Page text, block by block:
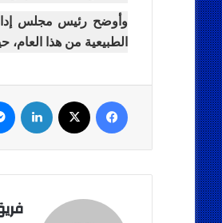
وأوضح رئيس مجلس إدارة
الطبيعية من هذا
فيسبوك